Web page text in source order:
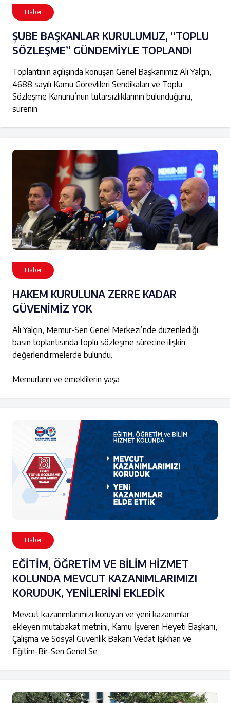
Haber
ŞUBE BAŞKANLAR KURULUMUZ, “TOPLU
SÖZLEŞME” GÜNDEMİYLE TOPLANDI
Toplantının açılışında konuşan Genel Başkanımız Ali Yalçın,
4688 sayılı Kamu Görevlileri Sendikaları ve Toplu
Sözleşme Kanunu’nun tutarsızlıklarının bulunduğunu,
sürenin
Haber
HAKEM KURULUNA ZERRE KADAR
GÜVENİMİZ YOK
Ali Yalçın, Memur-Sen Genel Merkezi’nde düzenlediği
basın toplantısında toplu sözleşme sürecine ilişkin
değerlendirmelerde bulundu.
Memurların ve emeklilerin yaşa
Haber
EĞİTİM, ÖĞRETİM VE BİLİM HİZMET
KOLUNDA MEVCUT KAZANIMLARIMIZI
KORUDUK, YENİLERİNİ EKLEDİK
Mevcut kazanımlarımızı koruyan ve yeni kazanımlar
ekleyen mutabakat metnini, Kamu İşveren Heyeti Başkanı,
Çalışma ve Sosyal Güvenlik Bakanı Vedat Işıkhan ve
Eğitim-Bir-Sen Genel Se